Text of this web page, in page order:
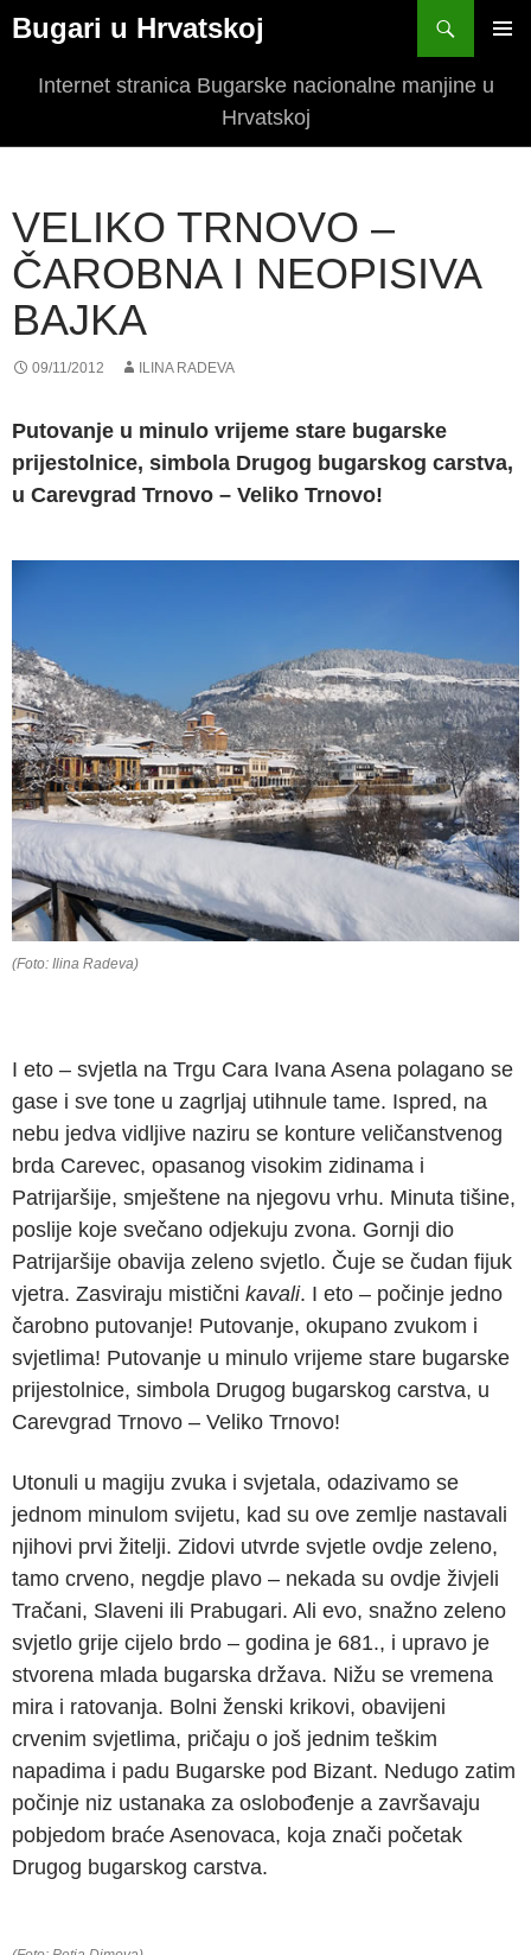
Bugari u Hrvatskoj
CONTENT
Internet stranica Bugarske nacionalne manjine u
Hrvatskoj
VELIKO TRNOVO –
ČAROBNA I NEOPISIVA
BAJKA
09/11/2012 ILINA RADEVA
Putovanje u minulo vrijeme stare bugarske
prijestolnice, simbola Drugog bugarskog carstva,
u Carevgrad Trnovo – Veliko Trnovo!
(Foto: Ilina Radeva)
I eto – svjetla na Trgu Cara Ivana Asena polagano se
gase i sve tone u zagrljaj utihnule tame. Ispred, na
nebu jedva vidljive naziru se konture veličanstvenog
brda Carevec, opasanog visokim zidinama i
Patrijaršije, smještene na njegovu vrhu. Minuta tišine,
poslije koje svečano odjekuju zvona. Gornji dio
Patrijaršije obavija zeleno svjetlo. Čuje se čudan fijuk
vjetra. Zasviraju mistični kavali. I eto – počinje jedno
čarobno putovanje! Putovanje, okupano zvukom i
svjetlima! Putovanje u minulo vrijeme stare bugarske
prijestolnice, simbola Drugog bugarskog carstva, u
Carevgrad Trnovo – Veliko Trnovo!
Utonuli u magiju zvuka i svjetala, odazivamo se
jednom minulom svijetu, kad su ove zemlje nastavali
njihovi prvi žitelji. Zidovi utvrde svjetle ovdje zeleno,
tamo crveno, negdje plavo – nekada su ovdje živjeli
Tračani, Slaveni ili Prabugari. Ali evo, snažno zeleno
svjetlo grije cijelo brdo – godina je 681., i upravo je
stvorena mlada bugarska država. Nižu se vremena
mira i ratovanja. Bolni ženski krikovi, obavijeni
crvenim svjetlima, pričaju o još jednim teškim
napadima i padu Bugarske pod Bizant. Nedugo zatim
počinje niz ustanaka za oslobođenje a završavaju
pobjedom braće Asenovaca, koja znači početak
Drugog bugarskog carstva.